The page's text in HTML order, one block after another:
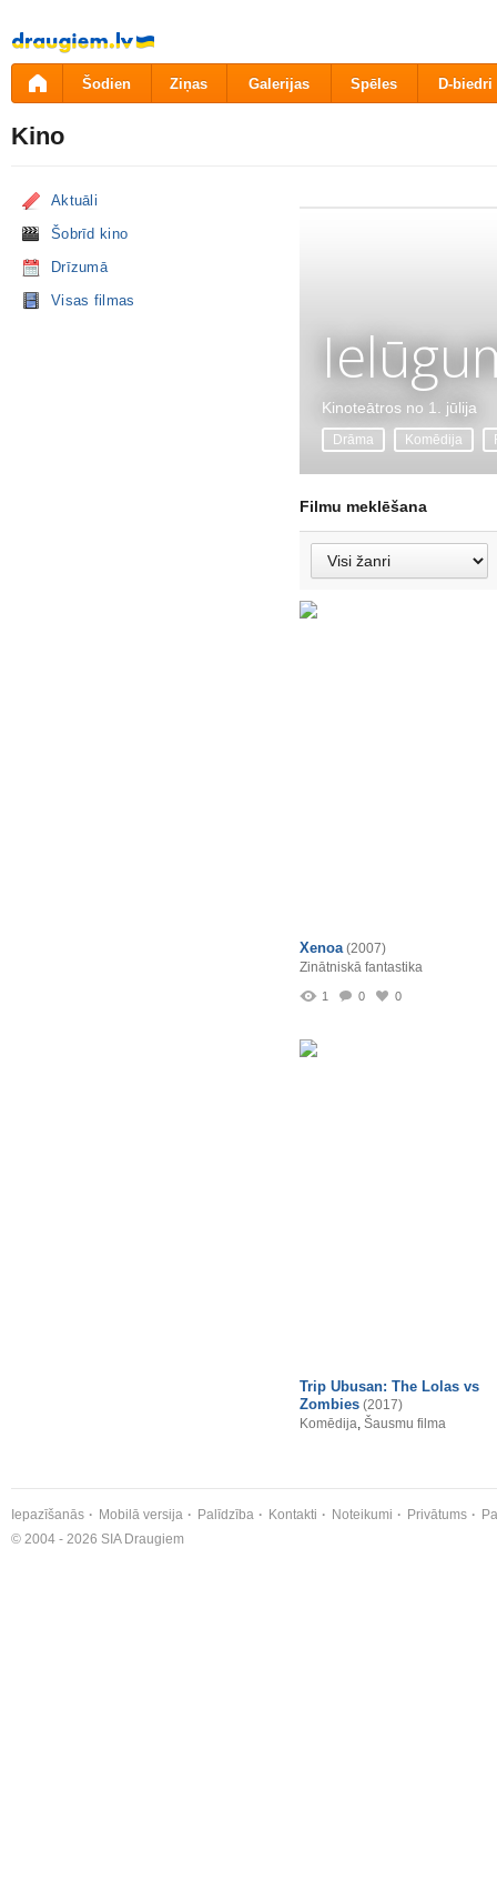
Pāriet
uz
saturu
Šodien Ziņas Galerijas Spēles D-biedri
Kino
Aktuāli
Šobrīd kino
Drīzumā
Visas filmas
Kinoteātros no 1. jūlija
Drāma Komēdija
Filmu meklēšana
Xenoa (2007)
Zinātniskā fantastika
1 0 0
Trip Ubusan: The Lolas vs
Zombies (2017)
Komēdija, Šausmu filma
Iepazīšanās Mobilā versija Palīdzība Kontakti Noteikumi Privātums
© 2004 - 2026 SIA Draugiem